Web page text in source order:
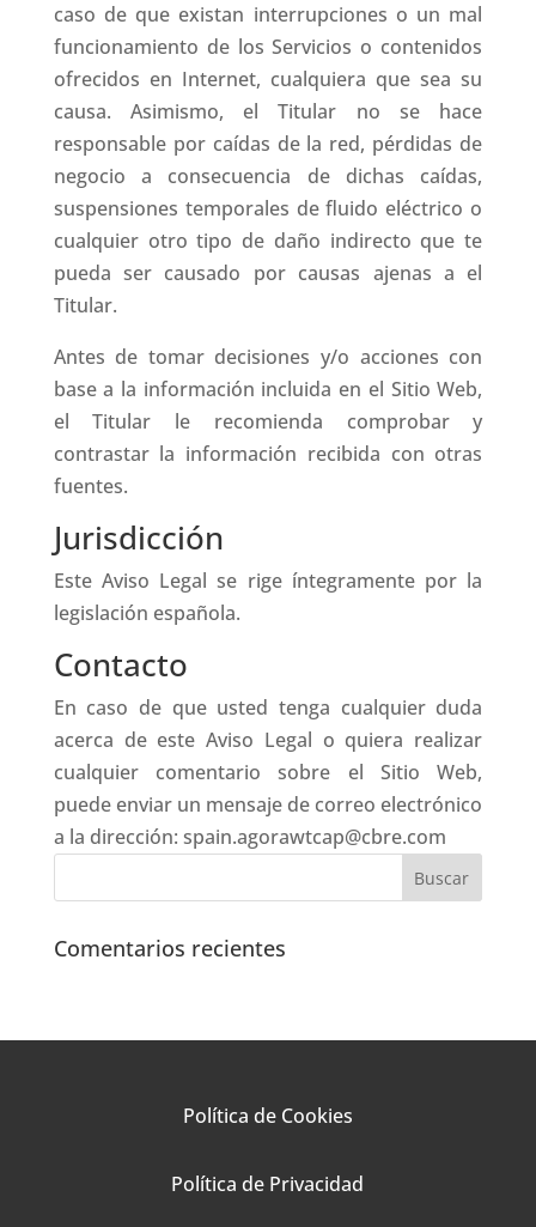
caso de que existan interrupciones o un mal
funcionamiento de los Servicios o contenidos
ofrecidos en Internet, cualquiera que sea su
causa. Asimismo, el Titular no se hace
responsable por caídas de la red, pérdidas de
negocio a consecuencia de dichas caídas,
suspensiones temporales de fluido eléctrico o
cualquier otro tipo de daño indirecto que te
pueda ser causado por causas ajenas a el
Titular.
Antes de tomar decisiones y/o acciones con
base a la información incluida en el Sitio Web,
el Titular le recomienda comprobar y
contrastar la información recibida con otras
fuentes.
Jurisdicción
Este Aviso Legal se rige íntegramente por la
legislación española.
Contacto
En caso de que usted tenga cualquier duda
acerca de este Aviso Legal o quiera realizar
cualquier comentario sobre el Sitio Web,
puede enviar un mensaje de correo electrónico
a la dirección: spain.agorawtcap@cbre.com
Comentarios recientes
Política de Cookies
Política de Privacidad